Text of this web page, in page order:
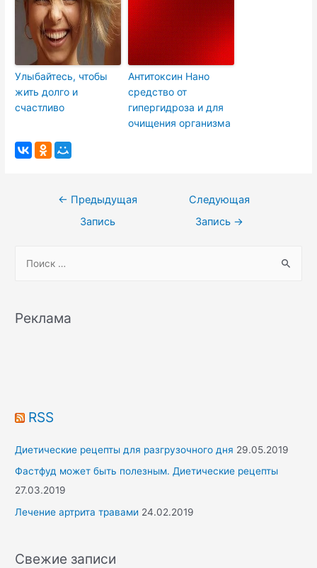
Улыбайтесь, чтобы
жить долго и
счастливо
Антитоксин Нано
средство от
гипергидроза и для
очищения организма
Навигация
← Предыдущая
Запись
Следующая
Запись →
r
:
Реклама
RSS
Диетические рецепты для разгрузочного дня 29.05.2019
Фастфуд может быть полезным. Диетические рецепты
27.03.2019
Лечение артрита травами 24.02.2019
Свежие записи